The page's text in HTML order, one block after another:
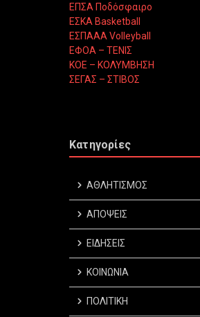
ΕΠΣΑ Ποδόσφαιρο
ΕΣΚΑ Basketball
ΕΣΠΑΑΑ Volleyball
ΕΦΟΑ – ΤΕΝΙΣ
ΚΟΕ – ΚΟΛΥΜΒΗΣΗ
ΣΕΓΑΣ – ΣΤΙΒΟΣ
Κατηγορίες
ΑΘΛΗΤΙΣΜΟΣ
ΑΠΟΨΕΙΣ
ΕΙΔΗΣΕΙΣ
ΚΟΙΝΩΝΙΑ
ΠΟΛΙΤΙΚΗ